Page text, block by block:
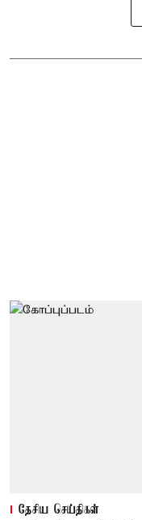
தேசிய செய்திகள்